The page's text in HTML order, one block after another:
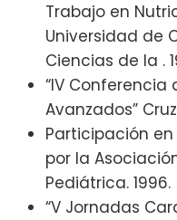
Trabajo en
Universidad de
Ciencias de la .
“IV Conferencia
Avanzados”
Participación
por la
Pediátrica. 1996.
“V Jornadas